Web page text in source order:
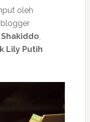
oleh
blogger
Shakiddo,
Lily Putih